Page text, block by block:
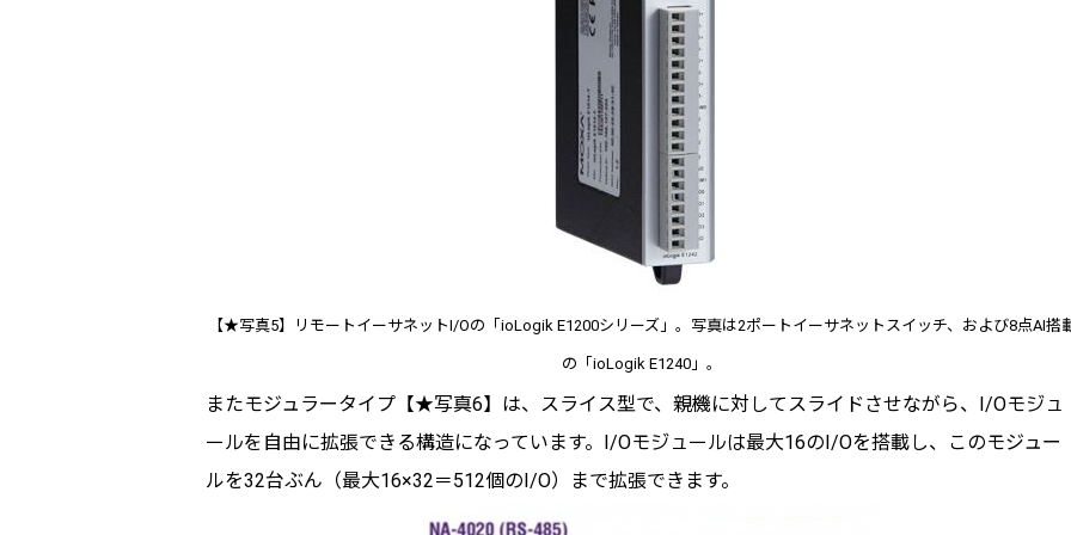
【★写真5】リモートイーサネットI/Oの「ioLogik E1200シリーズ」。写真は2ポートイーサネットスイッチ、および8点AI搭
の「ioLogik E1240」。
またモジュラータイプ【★写真6】は、スライス型で、親機に対してスライドさせながら、I/Oモジュ
ールを自由に拡張できる構造になっています。I/Oモジュールは最大16のI/Oを搭載し、このモジュー
ルを32台ぶん（最大16×32＝512個のI/O）まで拡張できます。